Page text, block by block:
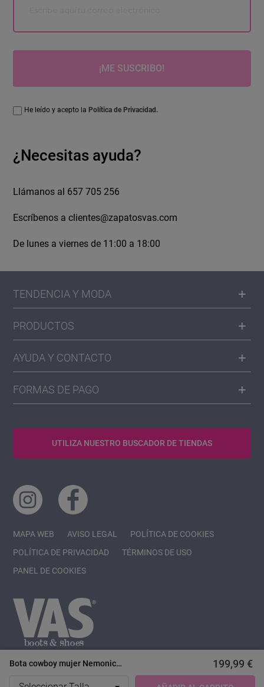
Bota cowboy mujer Nemonic
199,99 €
¡ME SUSCRIBO!
He leído y acepto la Política de Privacidad.
¿Necesitas ayuda?
Llámanos al 657 705 256
Escríbenos aclientes@zapatosvas.com
De lunes a viernes de 11:00 a 18:00
TENDENCIA Y MODA
PRODUCTOS
AYUDA Y CONTACTO
FORMAS DE PAGO
UTILIZA NUESTRO BUSCADOR DE TIENDAS
MAPA WEB AVISO LEGAL
POLÍTICA DE COOKIES
POLÍTICA DE PRIVACIDAD
TÉRMINOS DE USO
PANEL DE COOKIES
Copyright 2022 AONVAS , S.L.